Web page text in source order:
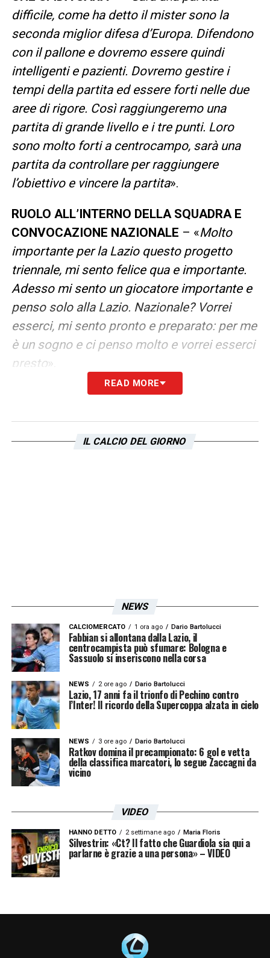
difficile, come ha detto il mister sono la
seconda miglior difesa d’Europa. Difendono
con il pallone e dovremo essere quindi
intelligenti e pazienti. Dovremo gestire i
tempi della partita ed essere forti nelle due
aree di rigore. Così raggiungeremo una
partita di grande livello e i tre punti. Loro
sono molto forti a centrocampo, sarà una
partita da controllare per raggiungere
l’obiettivo e vincere la partita».
RUOLO ALL’INTERNO DELLA SQUADRA E
CONVOCAZIONE NAZIONALE – «Molto
importante per la Lazio questo progetto
triennale, mi sento felice qua e importante.
Adesso mi sento un giocatore importante e
penso solo alla Lazio. Nazionale? Vorrei
esserci, mi sento pronto e preparato: per me
è un sogno e ci penso molto e vorrei esserci
presto».
COME SI PREPARA QUESTA GARA E
concentrazione per un difensore centrale.
campionato dove si cerca di più i duelli uno
vede ad esempio dalle difficoltà che sta
vivendo Dovbyk che ha fatto una stagione
incredibile al Girona mentre ha fatto fatica
nelle prime partite in Italia. Magari in Liga si
cerca più la qualità, è più divertente ma qui è
più tattica
ASPETTO MENTALE NELLA SECONDA
PARTE DI STAGIONE
questo aspetto perchè è vero che la testa è
la cosa più importante. A volte siamo un po’
più pigri, o stressati, ma se hai quella forza
mentale di andare oltre le difficoltà e
voglia e grinta, sicuramente hai un vantaggio
penso che come squadra ce l’abbiamo, ma
READ MORE
IL CALCIO DEL GIORNO
NEWS
CALCIOMERCATO 1 ora ago Dario Bartolucci
Fabbian si allontana dalla Lazio, il
centrocampista può sfumare: Bologna e
Sassuolo si inseriscono nella corsa
NEWS 2 ore ago Dario Bartolucci
Lazio, 17 anni fa il trionfo di Pechino contro
l’Inter! Il ricordo della Supercoppa alzata in cielo
NEWS 3 ore ago Dario Bartolucci
Ratkov domina il precampionato: 6 gol e vetta
della classifica marcatori, lo segue Zaccagni da
vicino
VIDEO
HANNO DETTO 2 settimane ago Maria Floris
Silvestrin: «Ct? Il fatto che Guardiola sia qui a
parlarne è grazie a una persona» – VIDEO